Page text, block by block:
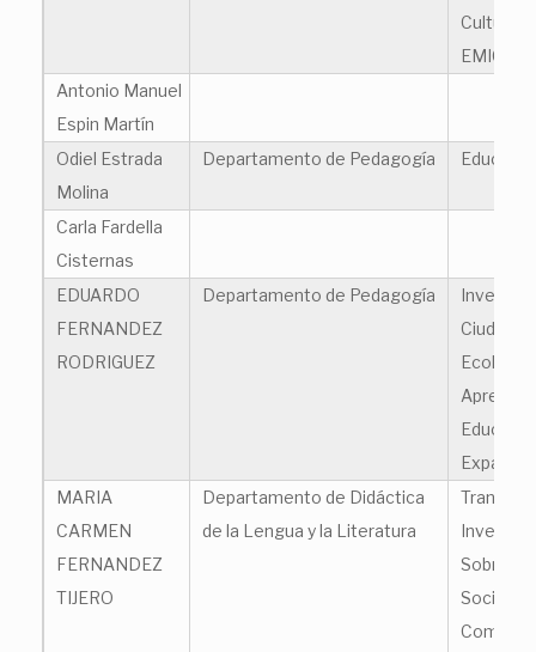
Cultura
EMIC)
Antonio Manuel
Espin Martín
Odiel Estrada
Molina
Departamento de Pedagogía
Carla Fardella
Cisternas
EDUARDO
FERNANDEZ
RODRIGUEZ
Departamento de Pedagogía
MARIA
CARMEN
FERNANDEZ
TIJERO
Departamento de Didáctica
de la Lengua y la Literatura
Sobre la
Social y